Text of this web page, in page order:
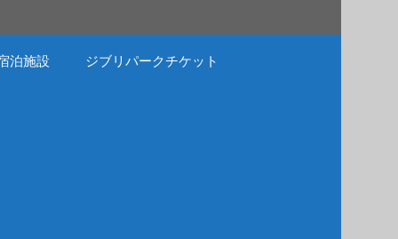
泊施設 ジブリパークチケット